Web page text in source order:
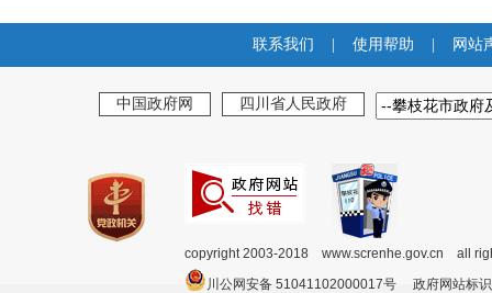
联系我们 使用帮助 网站
中国政府网 四川省人民政府
copyright 2003-2018 www.screnhe.gov.cn all
川公网安备 51041102000017号 政府网站